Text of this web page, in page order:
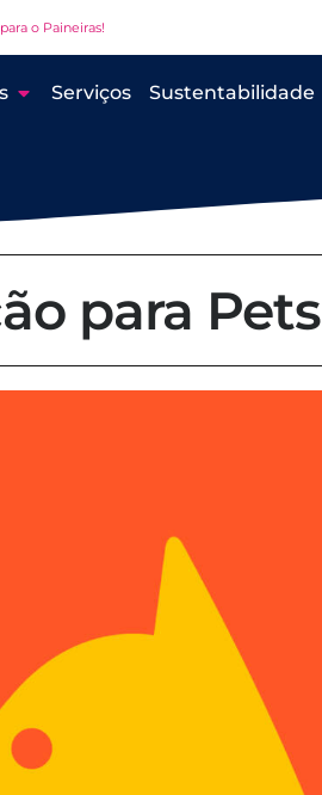
o Paineiras!
Serviços Sustentabilidade
para Pets